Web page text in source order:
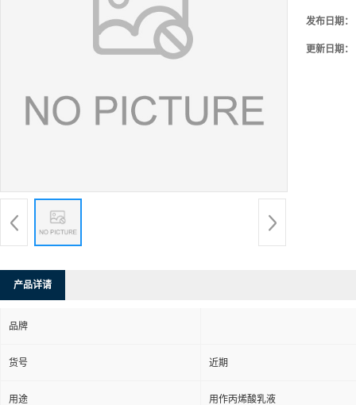
发布日期：
更新日期：
产品详请
品牌
货号 近期
用途 用作丙烯酸乳液